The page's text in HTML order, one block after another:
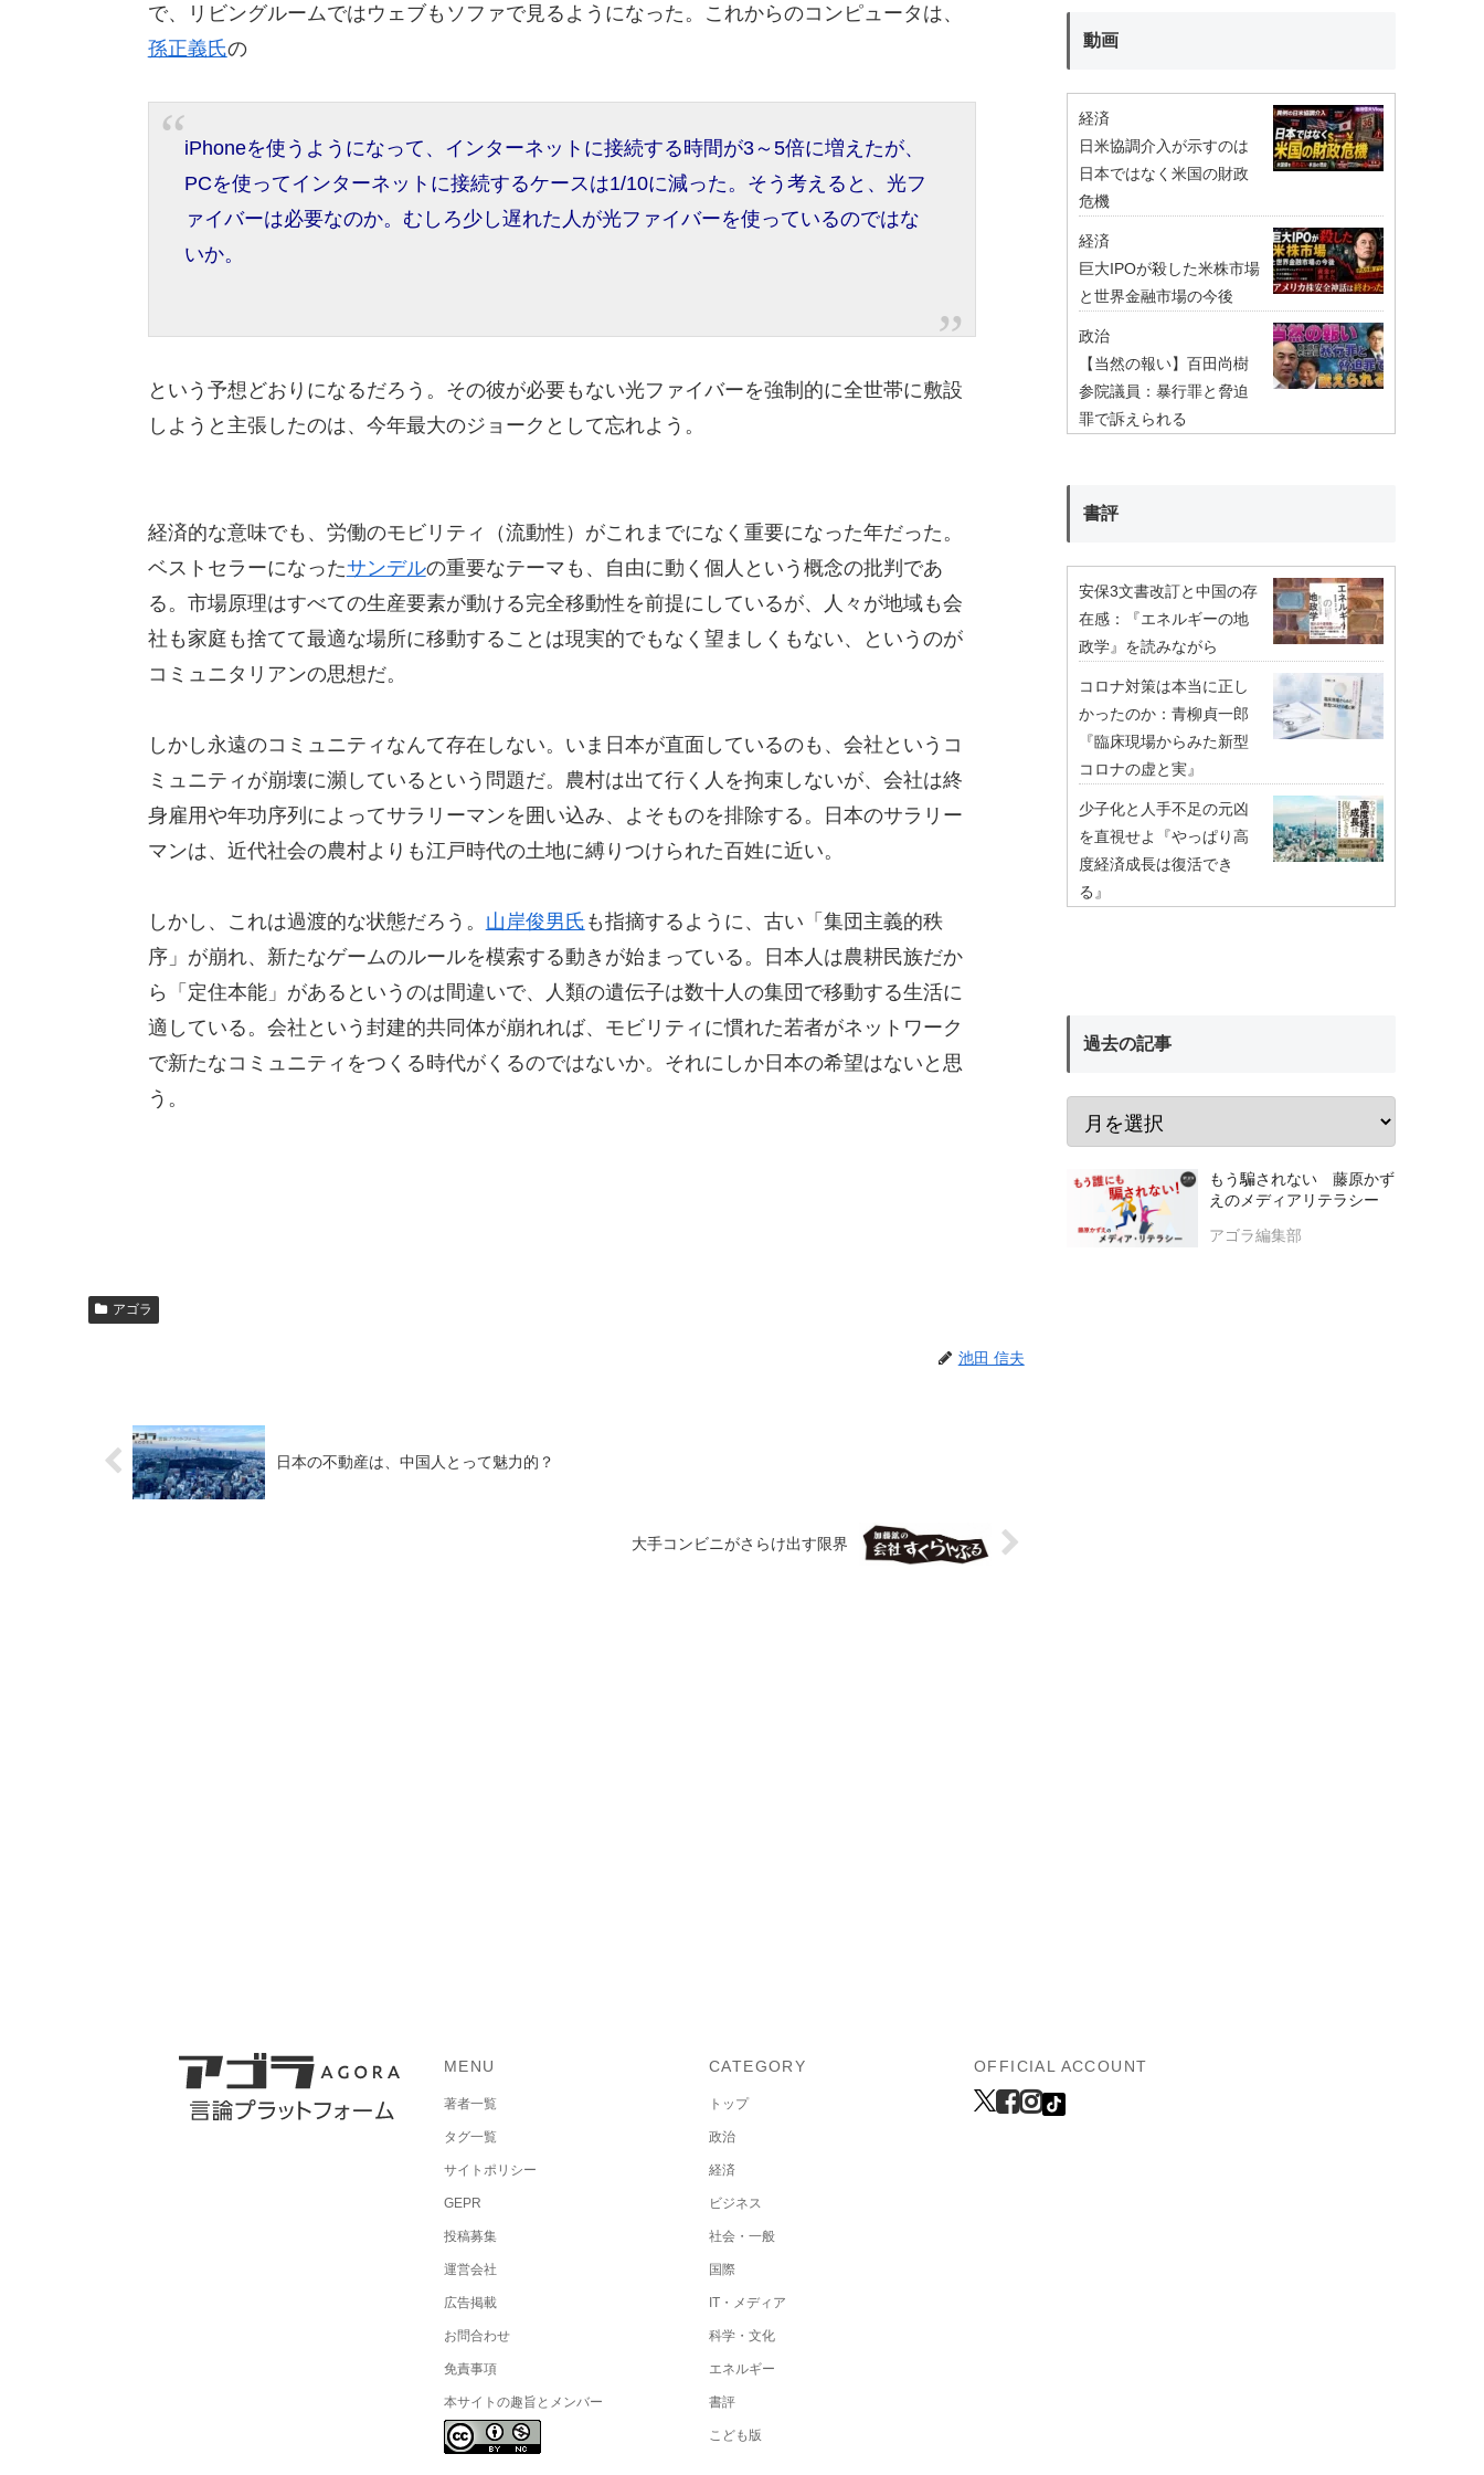
で、リビングルームではウェブもソファで見るようになった。これからのコンピュータは、
孫正義氏の
iPhoneを使うようになって、インターネットに接続する時間が3～5倍に増えたが、
PCを使ってインターネットに接続するケースは1/10に減った。そう考えると、光フ
ァイバーは必要なのか。むしろ少し遅れた人が光ファイバーを使っているのではな
いか。
という予想どおりになるだろう。その彼が必要もない光ファイバーを強制的に全世帯に敷設
しようと主張したのは、今年最大のジョークとして忘れよう。
経済的な意味でも、労働のモビリティ（流動性）がこれまでになく重要になった年だった。
ベストセラーになったサンデルの重要なテーマも、自由に動く個人という概念の批判であ
る。市場原理はすべての生産要素が動ける完全移動性を前提にしているが、人々が地域も会
社も家庭も捨てて最適な場所に移動することは現実的でもなく望ましくもない、というのが
コミュニタリアンの思想だ。
しかし永遠のコミュニティなんて存在しない。いま日本が直面しているのも、会社というコ
ミュニティが崩壊に瀕しているという問題だ。農村は出て行く人を拘束しないが、会社は終
身雇用や年功序列によってサラリーマンを囲い込み、よそものを排除する。日本のサラリー
マンは、近代社会の農村よりも江戸時代の土地に縛りつけられた百姓に近い。
しかし、これは過渡的な状態だろう。 山岸俊男氏 も指摘するように、古い「集団主義的秩
序」が崩れ、新たなゲームのルールを模索する動きが始まっている。日本人は農耕民族だか
ら「定住本能」があるというのは間違いで、人類の遺伝子は数十人の集団で移動する生活に
適している。会社という封建的共同体が崩れれば、モビリティに慣れた若者がネットワーク
で新たなコミュニティをつくる時代がくるのではないか。それにしか日本の希望はないと思
う。
アゴラ
池田 信夫
日本の不動産は、中国人とって魅力的？
大手コンビニがさらけ出す限界
動画
経済
日米協調介入が示すのは
日本ではなく米国の財政
危機
経済
巨大IPOが殺した米株市場
と世界金融市場の今後
政治
【当然の報い】百田尚樹
参院議員：暴行罪と脅迫
罪で訴えられる
書評
安保3文書改訂と中国の存
在感：『エネルギーの地
政学』を読みながら
コロナ対策は本当に正し
かったのか：青柳貞一郎
『臨床現場からみた新型
コロナの虚と実』
少子化と人手不足の元凶
を直視せよ『やっぱり高
度経済成長は復活でき
る』
過去の記事
もう騙されない 藤原かず
えのメディアリテラシー
アゴラ編集部
MENU
著者一覧
タグ一覧
サイトポリシー
GEPR
投稿募集
運営会社
広告掲載
お問合わせ
免責事項
本サイトの趣旨とメンバー
CATEGORY
トップ
政治
経済
ビジネス
社会・一般
国際
IT・メディア
科学・文化
エネルギー
書評
こども版
OFFICIAL ACCOUNT